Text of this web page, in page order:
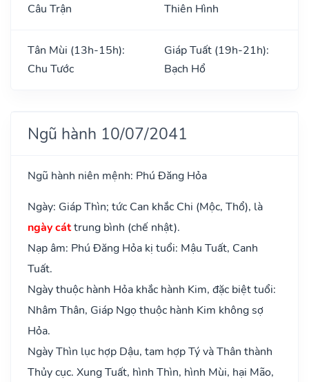
Câu Trận
Thiên Hình
Tân Mùi (13h-15h):
Chu Tước
Giáp Tuất (19h-21h):
Bạch Hổ
Ngũ hành 10/07/2041
Ngũ hành niên mệnh: Phú Đăng Hỏa
Ngày: Giáp Thìn; tức Can khắc Chi (Mộc, Thổ), là
ngày cáttrung bình (chế nhật).
Nạp âm: Phú Đăng Hỏa kị tuổi: Mậu Tuất, Canh
Tuất.
Ngày thuộc hành Hỏa khắc hành Kim, đặc biệt tuổi:
Nhâm Thân, Giáp Ngọ thuộc hành Kim không sợ
Hỏa.
Ngày Thìn lục hợp Dậu, tam hợp Tý và Thân thành
Thủy cục. Xung Tuất, hình Thìn, hình Mùi, hại Mão,